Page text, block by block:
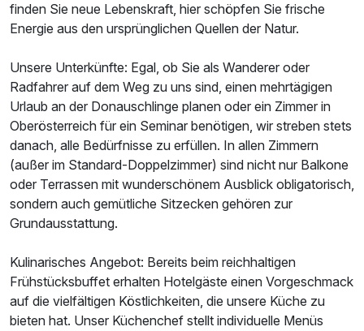
Für 8 Tage p.P. ab999,50 €
Doppelzimmer Waldseite
2 Erwachsene und 2 Kinder
finden Sie neue Lebenskraft, hier schöpfen Sie frische
Energie aus den ursprünglichen Quellen der Natur.
Unsere Unterkünfte: Egal, ob Sie als Wanderer oder
Radfahrer auf dem Weg zu uns sind, einen mehrtägigen
Urlaub an der Donauschlinge planen oder ein Zimmer in
Oberösterreich für ein Seminar benötigen, wir streben stets
danach, alle Bedürfnisse zu erfüllen. In allen Zimmern
(außer im Standard-Doppelzimmer) sind nicht nur Balkone
oder Terrassen mit wunderschönem Ausblick obligatorisch,
sondern auch gemütliche Sitzecken gehören zur
Grundausstattung.
Kulinarisches Angebot: Bereits beim reichhaltigen
Frühstücksbuffet erhalten Hotelgäste einen Vorgeschmack
auf die vielfältigen Köstlichkeiten, die unsere Küche zu
bieten hat. Unser Küchenchef stellt individuelle Menüs